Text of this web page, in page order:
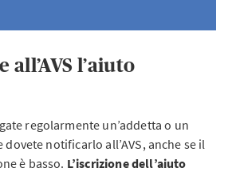
l’aiuto
regolarmente un’addetta o un
notificarlo all’AVS, anche se il
è basso. L’iscrizione dell’aiuto